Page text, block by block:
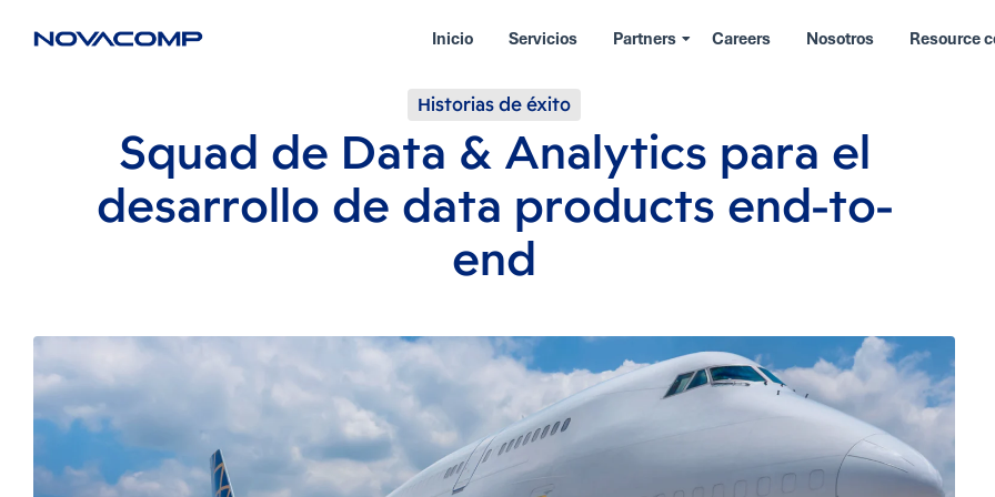
Inicio Servicios Partners Careers Nosotros Resource
Historias de éxito
Squad de Data & Analytics para el
desarrollo de data products end-to-
end